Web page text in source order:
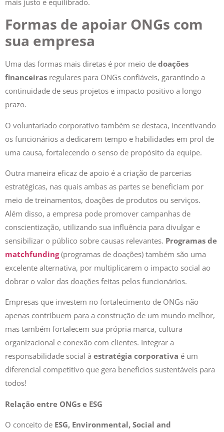
Formas de apoiar ONGs com
sua empresa
Uma das formas mais diretas é por meio de
financeirasregulares para ONGs confiáveis, garantindo a
continuidade de seus projetos e impacto positivo a longo
prazo.
os funcionários a dedicarem tempo e habilidades em prol de
uma causa, fortalecendo o senso de propósito da equipe.
estratégicas, nas quais ambas as partes se beneficiam por
meio de treinamentos, doações de produtos ou serviços.
Além disso, a empresa pode promover campanhas de
conscientização, utilizando sua influência para divulgar e
sensibilizar o público sobre causas relevantes. Programas de
matchfunding (programas de doações) também são uma
excelente alternativa, por multiplicarem o impacto social ao
dobrar o valor das doações feitas pelos funcionários.
apenas contribuem para a construção de um mundo melhor,
mas também fortalecem sua própria marca, cultura
organizacional e conexão com clientes. Integrar a
responsabilidade social à estratégia corporativa
diferencial competitivo que gera benefícios sustentáveis para
todos!
Governance, que em português significaAmbiental, Social